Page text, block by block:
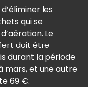
les
qui se
Le
doit être
durant la période
mars, et une autre
69 €.